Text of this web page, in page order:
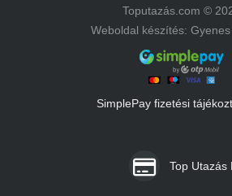
Toputazás.com ©
Weboldal készítés:
SimplePay fizetési
Top Utazás